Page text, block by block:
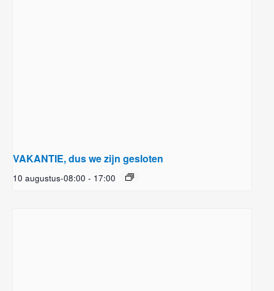
VAKANTIE, dus we zijn gesloten
10 augustus-08:00 - 17:00